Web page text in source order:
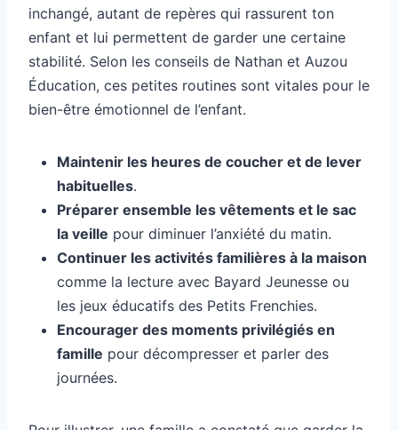
inchangé, autant de repères qui rassurent ton
enfant et lui permettent de garder une certaine
stabilité. Selon les conseils de Nathan et Auzou
Éducation, ces petites routines sont vitales pour le
bien-être émotionnel de l’enfant.
Maintenir les heures de coucher et de lever
habituelles.
Préparer ensemble les vêtements et le sac
la veille pour diminuer l’anxiété du matin.
Continuer les activités familières à la maison
comme la lecture avec Bayard Jeunesse ou
les jeux éducatifs des Petits Frenchies.
Encourager des moments privilégiés en
famille pour décompresser et parler des
journées.